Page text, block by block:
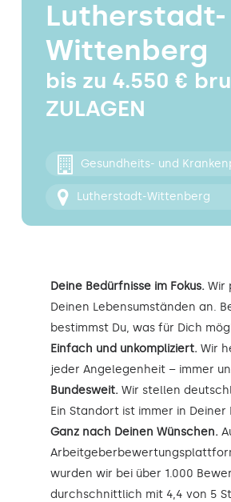
KontaktLutherstadt-
Wittenberg
bis zu 4.550 €
ZULAGEN
Gesundheits- und
Lutherstadt-Wittenberg
Deine Bedürfnisse im Fokus. Wir
Deinen Lebensumständen an.
bestimmst Du, was für Dich
Einfach und unkompliziert. Wir
jeder Angelegenheit – immer
Bundesweit. Wir stellen
Ein Standort ist immer in Deiner
Ganz nach Deinen Wünschen.
wurden wir bei über 1.000
durchschnittlich mit 4,4 von 5